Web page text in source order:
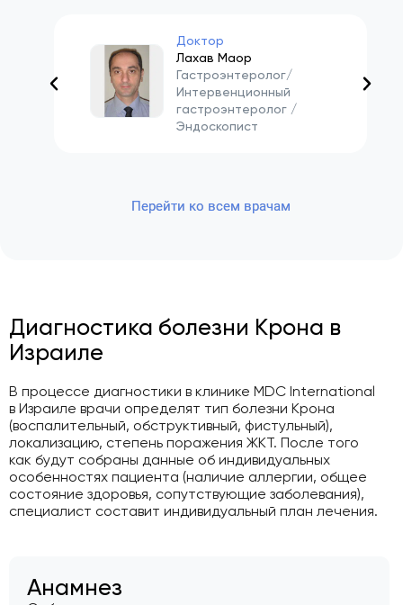
Доктор
Лахав Маор
Гастроэнтеролог/
Интервенционный
гастроэнтеролог /
Эндоскопист
Перейти ко всем врачам
Диагностика болезни Крона в
Израиле
В процессе диагностики в клинике MDC International
в Израиле врачи определят тип болезни Крона
(воспалительный, обструктивный, фистульный),
локализацию, степень поражения ЖКТ. После того
как будут собраны данные об индивидуальных
особенностях пациента (наличие аллергии, общее
состояние здоровья, сопутствующие заболевания),
специалист составит индивидуальный план лечения.
Анамнез